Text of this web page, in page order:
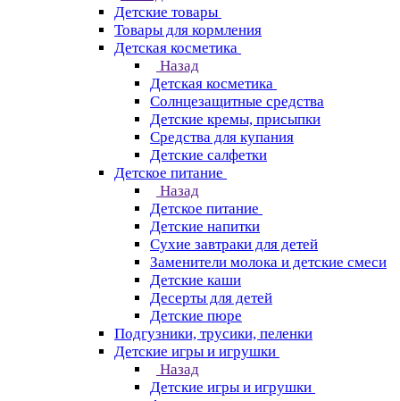
Детские товары
Товары для кормления
Детская косметика
Назад
Детская косметика
Солнцезащитные средства
Детские кремы, присыпки
Средства для купания
Детские салфетки
Детское питание
Назад
Детское питание
Детские напитки
Сухие завтраки для детей
Заменители молока и детские смеси
Детские каши
Десерты для детей
Детские пюре
Подгузники, трусики, пеленки
Детские игры и игрушки
Назад
Детские игры и игрушки